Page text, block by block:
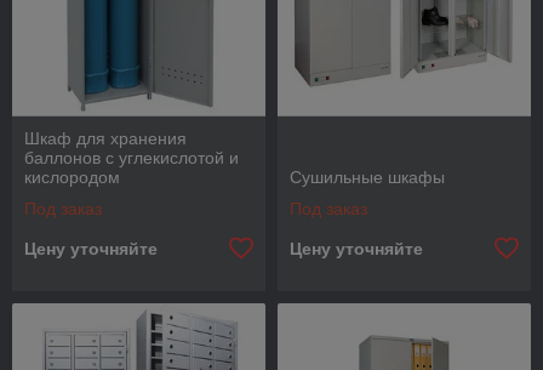
Шкаф для хранения
баллонов с углекислотой и
кислородом
Под заказ
Цену уточняйте
Сушильные шкафы
Под заказ
Цену уточняйте